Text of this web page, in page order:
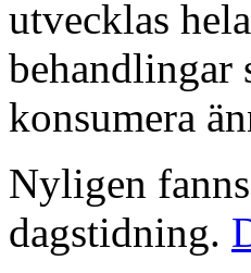
utvecklas
behandlingar
konsumera
Nyligen
dagstidning.